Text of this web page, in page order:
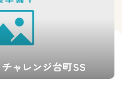
ャレンジ台町SS